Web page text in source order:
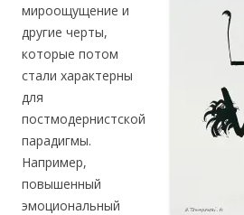
мироощущение и
другие черты,
которые потом
стали характерны
для
постмодернистской
парадигмы.
Например,
повышенный
эмоциональный